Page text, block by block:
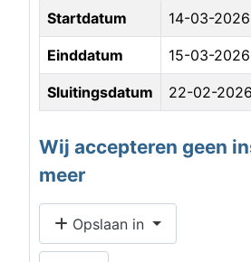
Startdatum 14-03-
Einddatum 15-03-2026
Sluitingsdatum 22-02-
Wij accepteren geen
meer
Opslaan in